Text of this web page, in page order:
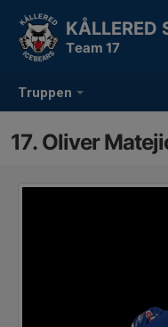
Truppen
KÅLLERED
Team 17
17. Oliver